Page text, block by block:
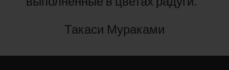
Такаси Мураками